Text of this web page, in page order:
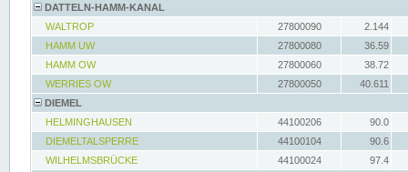
DATTELN-HAMM-KANAL
WALTROP
27800090
2.144
HAMM UW
27800080
36.59
HAMM OW
27800060
38.72
WERRIES OW
27800050
40.611
DIEMEL
HELMINGHAUSEN
44100206
90.0
DIEMELTALSPERRE
44100104
90.6
WILHELMSBRÜCKE
44100024
97.4